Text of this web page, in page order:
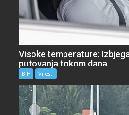
Visoke temperature:
putovanja tokom dana
BiH Vijesti